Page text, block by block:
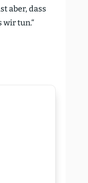
aber, dass
wir tun.“